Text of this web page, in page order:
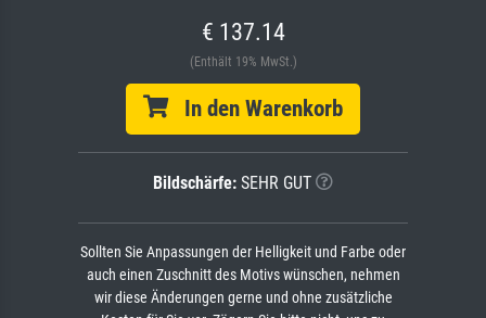
€ 137.14
(Enthält 19% MwSt.)
In den Warenkorb
Bildschärfe: SEHR GUT
Sollten Sie Anpassungen der Helligkeit und Farbe oder
auch einen Zuschnitt des Motivs wünschen, nehmen
wir diese Änderungen gerne und ohne zusätzliche